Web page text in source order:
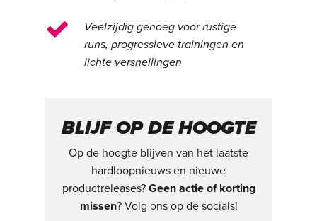
Veelzijdig genoeg voor rustige
runs, progressieve trainingen en
lichte versnellingen
BLIJF OP DE HOOGTE
Op de hoogte blijven van het laatste
hardloopnieuws en nieuwe
productreleases? Geen actie of korting
missen? Volg ons op de socials!